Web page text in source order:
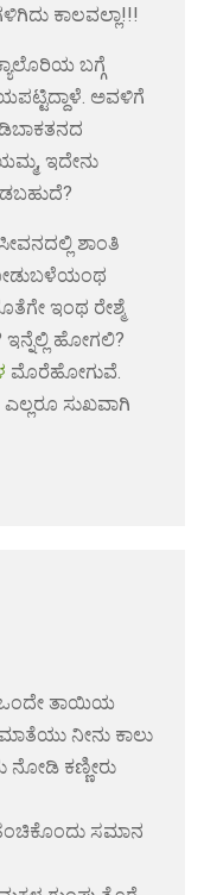
ಕಾಲವಲ್ಲಾ!!!
ಬಗ್ಗೆ
ಅವಳಿಗೆ
ಇದೇನು
ಶಾಂತಿ
ಇಂಥ ರೇಶ್ಮೆ
ಇನ್ನೆಲ್ಲಿ ಹೋಗಲಿ?
ಮೊರೆಹೋಗುವೆ.
ಎಲ್ಲರೂ ಸುಖವಾಗಿ
ಒಂದೇ ತಾಯಿಯ
ನೀನು ಕಾಲು
ನೋಡಿ ಕಣ್ಣೀರು
ಸಮಾನ